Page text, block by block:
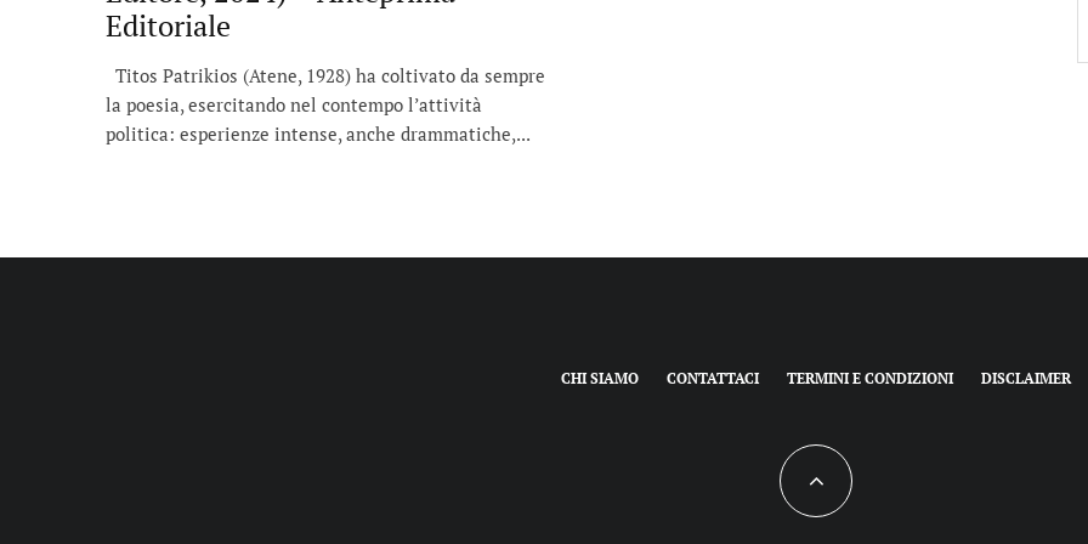
Editoriale
Titos Patrikios (Atene, 1928) ha coltivato da sempre
la poesia, esercitando nel contempo l’attività
politica: esperienze intense, anche drammatiche,...
CHI SIAMO CONTATTACI TERMINI E CONDIZIONI DISCLAIMER